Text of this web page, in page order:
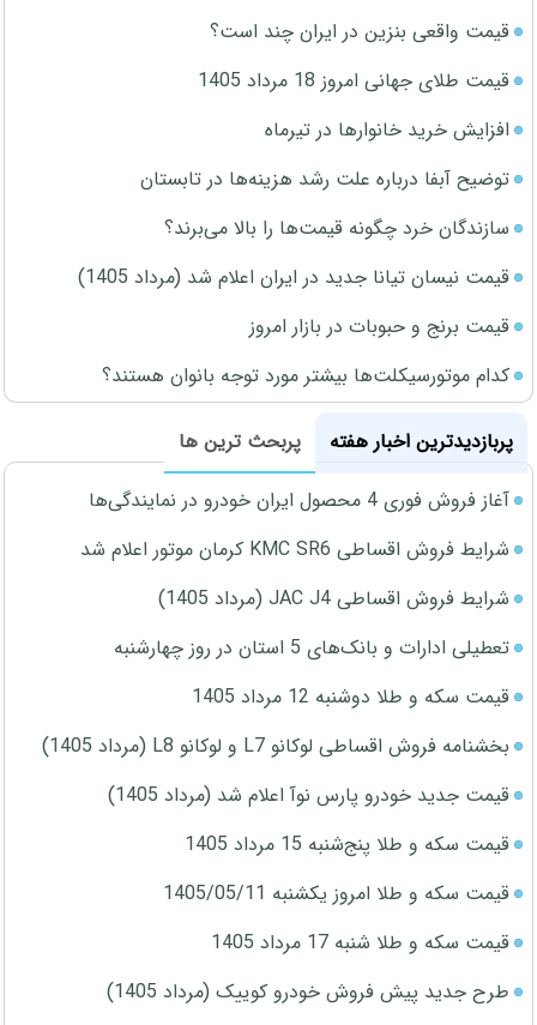
قیمت واقعی بنزین در ایران چند است؟
قیمت طلای جهانی امروز 18 مرداد 1405
افزایش خرید خانوارها در تیرماه
توضیح آبفا درباره علت رشد هزینه‌ها در تابستان
سازندگان خرد چگونه قیمت‌ها را بالا می‌برند؟
قیمت نیسان تیانا جدید در ایران اعلام شد (مرداد 1405)
قیمت برنج و حبوبات در بازار امروز
کدام موتورسیکلت‌ها بیشتر مورد توجه بانوان هستند؟
پربازدیدترین اخبار هفته
پربحث ترین ها
آغاز فروش فوری 4 محصول ایران خودرو در نمایندگی‌ها
شرایط فروش اقساطی KMC SR6 کرمان موتور اعلام شد
شرایط فروش اقساطی JAC J4 (مرداد 1405)
تعطیلی ادارات و بانک‌های 5 استان در روز چهارشنبه
قیمت سکه و طلا دوشنبه 12 مرداد 1405
بخشنامه فروش اقساطی لوکانو L7 و لوکانو L8 (مرداد 1405)
قیمت جدید خودرو پارس نوآ اعلام شد (مرداد 1405)
قیمت سکه و طلا پنج‌شنبه 15 مرداد 1405
قیمت سکه و طلا امروز یکشنبه 1405/05/11
قیمت سکه و طلا شنبه 17 مرداد 1405
طرح جدید پیش فروش خودرو کوییک (مرداد 1405)